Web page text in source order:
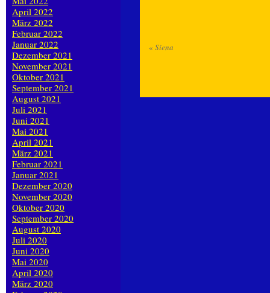
« Siena
April 2022
März 2022
Februar 2022
Januar 2022
Dezember 2021
November 2021
Oktober 2021
September 2021
August 2021
Juli 2021
Juni 2021
Mai 2021
April 2021
März 2021
Februar 2021
Januar 2021
Dezember 2020
November 2020
Oktober 2020
September 2020
August 2020
Juli 2020
Juni 2020
Mai 2020
April 2020
März 2020